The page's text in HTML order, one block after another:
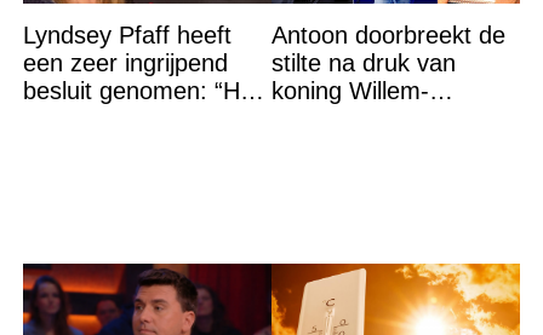
Lyndsey Pfaff heeft
een zeer ingrijpend
besluit genomen: “Het
Antoon doorbreekt de
stilte na druk van
koning Willem-